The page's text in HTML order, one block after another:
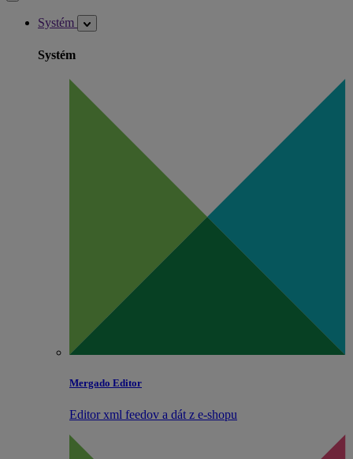
Systém
Systém
Mergado Editor
Editor xml feedov a dát z e‑shopu